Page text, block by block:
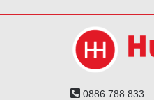
0886.788.833